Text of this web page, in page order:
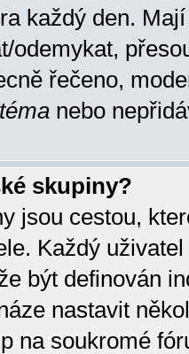
každý den.
odemykat,
řečeno,
nebo
skupiny?
jsou cestou,
Každý
být definován
nastavit
na soukromé